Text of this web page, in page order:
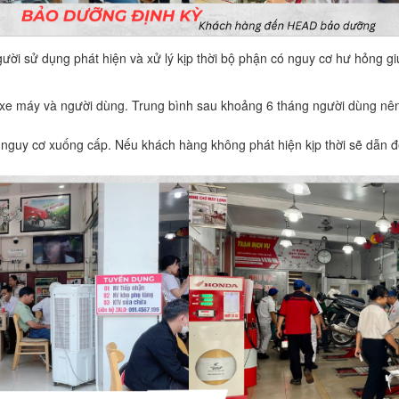
sử dụng phát hiện và xử lý kịp thời bộ phận có nguy cơ hư hỏng
máy và người dùng. Trung bình sau khoảng 6 tháng người dùng
cơ xuống cấp. Nếu khách hàng không phát hiện kịp thời sẽ